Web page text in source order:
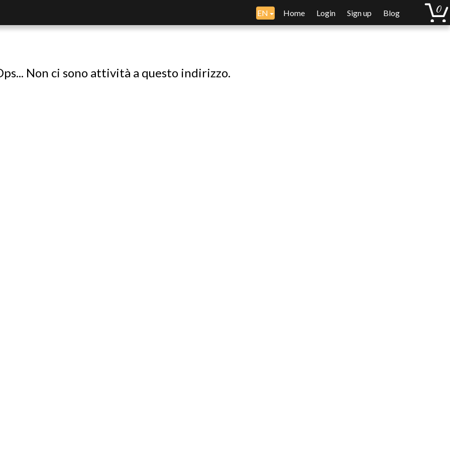
EN Home Login Sign up Blog
Non ci sono attività a questo indirizzo.